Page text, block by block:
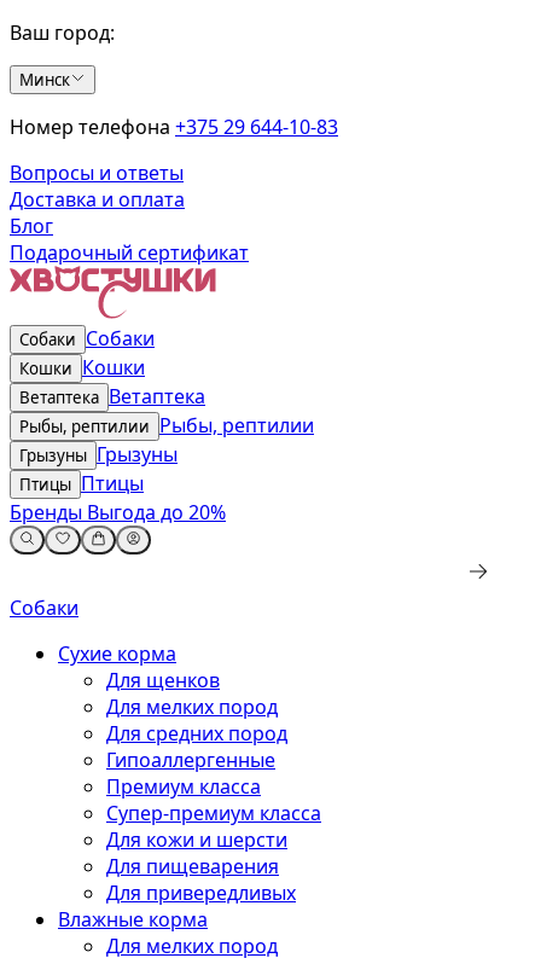
Ваш город:
Минск
Номер телефона +375 29 644-10-83
Вопросы и ответы
Доставка и оплата
Блог
Подарочный сертификат
Собаки Собаки
Кошки Кошки
Ветаптека Ветаптека
Рыбы, рептилии Рыбы, рептилии
Грызуны Грызуны
Птицы Птицы
Бренды Выгода до 20%
Собаки
Сухие корма
Для щенков
Для мелких пород
Для средних пород
Гипоаллергенные
Премиум класса
Супер-премиум класса
Для кожи и шерсти
Для пищеварения
Для привередливых
Влажные корма
Для мелких пород